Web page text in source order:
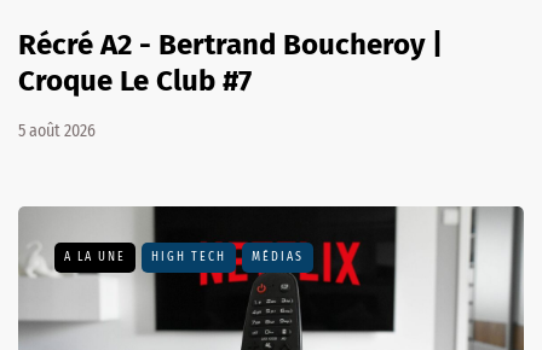
Récré A2 - Bertrand Boucheroy |
Croque Le Club #7
5 août 2026
A LA UNE HIGH TECH MÉDIAS